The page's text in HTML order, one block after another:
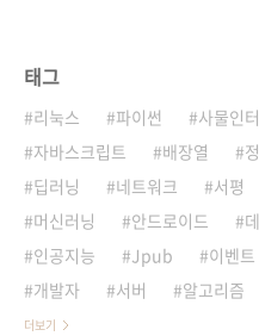
태그
리눅스 파이썬 사물인
자바스크립트
배장열
딥러닝
네트워크 서평
머신러닝
안드로이드
인공지능
Jpub 이벤트
개발자
서버 알고리즘
더보기